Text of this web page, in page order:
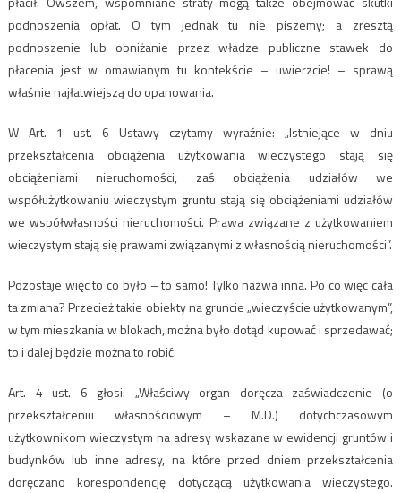
podnoszenia opłat. O tym jednak tu nie piszemy; a zresztą
podnoszenie lub obniżanie przez władze publiczne stawek do
płacenia jest w omawianym tu kontekście – uwierzcie! – sprawą
właśnie najłatwiejszą do opanowania.
W Art. 1 ust. 6 Ustawy czytamy wyraźnie: „Istniejące w dniu
przekształcenia obciążenia użytkowania wieczystego stają się
obciążeniami nieruchomości, zaś obciążenia udziałów we
współużytkowaniu wieczystym gruntu stają się obciążeniami udziałów
we współwłasności nieruchomości. Prawa związane z użytkowaniem
wieczystym stają się prawami związanymi z własnością nieruchomości”.
Pozostaje więc to co było – to samo! Tylko nazwa inna. Po co więc cała
ta zmiana? Przecież takie obiekty na gruncie „wieczyście użytkowanym”,
w tym mieszkania w blokach, można było dotąd kupować i sprzedawać;
to i dalej będzie można to robić.
Art. 4 ust. 6 głosi: „Właściwy organ doręcza zaświadczenie (o
przekształceniu własnościowym – M.D.) dotychczasowym
użytkownikom wieczystym na adresy wskazane w ewidencji gruntów i
budynków lub inne adresy, na które przed dniem przekształcenia
doręczano korespondencję dotyczącą użytkowania wieczystego.